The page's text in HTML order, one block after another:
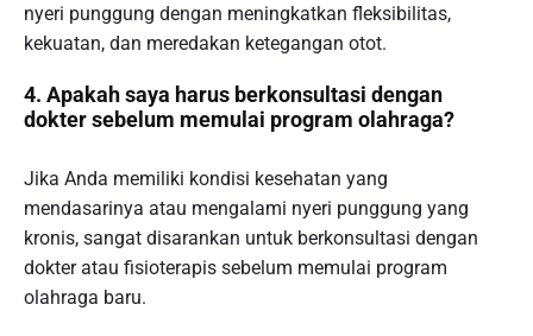
nyeri punggung dengan meningkatkan fleksibilitas,
kekuatan, dan meredakan ketegangan otot.
4. Apakah saya harus berkonsultasi dengan
dokter sebelum memulai program olahraga?
Jika Anda memiliki kondisi kesehatan yang
mendasarinya atau mengalami nyeri punggung yang
kronis, sangat disarankan untuk berkonsultasi dengan
dokter atau fisioterapis sebelum memulai program
olahraga baru.